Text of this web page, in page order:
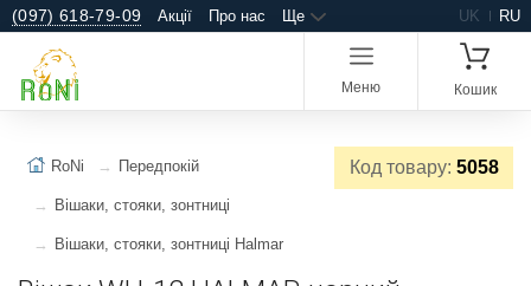
(097) 618-79-09 Акції Про нас Ще UK RU
Меню Кошик
Код товару: 5058
RoNi Передпокій
Вішаки, стояки, зонтниці
Вішаки, стояки, зонтниці Halmar